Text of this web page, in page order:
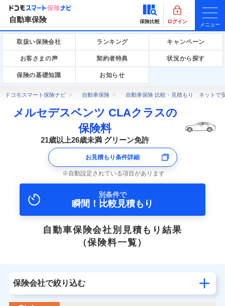
自動車保険 保険比較 ログイン
メニュー
取扱い保険会社 ランキング キャンペーン
お客さまの声 契約者特典 状況から探す
保険の基礎知識 お知らせ
ドコモスマート保険ナビ 自動車保険 自動車保険 比較・見積もり ネットで
メルセデスベンツ CLAクラスの
保険料
21歳以上26歳未満 グリーン免許
お見積もり条件詳細
自動設定されている項目があります
別条件で
瞬間！比較見積もり
自動車保険会社別見積もり結果
（保険料一覧）
保険会社で絞り込む